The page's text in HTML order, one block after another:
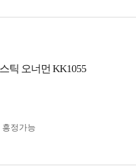
틱 오너먼 KK1055
흥정가능